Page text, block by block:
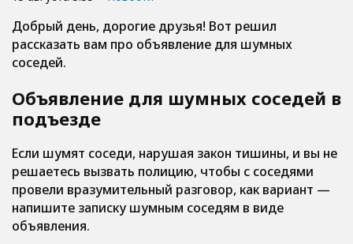
Добрый день, дорогие друзья! Вот решил
рассказать вам про объявление для шумных
соседей.
Объявление для шумных соседей в
подъезде
Если шумят соседи, нарушая закон тишины, и вы не
решаетесь вызвать полицию, чтобы с соседями
провели вразумительный разговор, как вариант —
напишите записку шумным соседям в виде
объявления.